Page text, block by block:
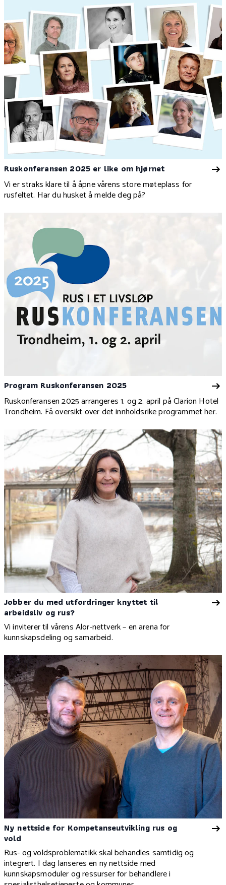
Ruskonferansen 2025 er like om hjørnet
Vi er straks klare til å åpne vårens store møteplass for
rusfeltet. Har du husket å melde deg på?
Program Ruskonferansen 2025
Ruskonferansen 2025 arrangeres 1. og 2. april på Clarion Hotel
Trondheim. Få oversikt over det innholdsrike programmet her.
Jobber du med utfordringer knyttet til
arbeidsliv og rus?
Vi inviterer til vårens Alor-nettverk – en arena for
kunnskapsdeling og samarbeid.
Ny nettside for Kompetanseutvikling rus og
vold
Rus- og voldsproblematikk skal behandles samtidig og
integrert. I dag lanseres en ny nettside med
kunnskapsmoduler og ressurser for behandlere i